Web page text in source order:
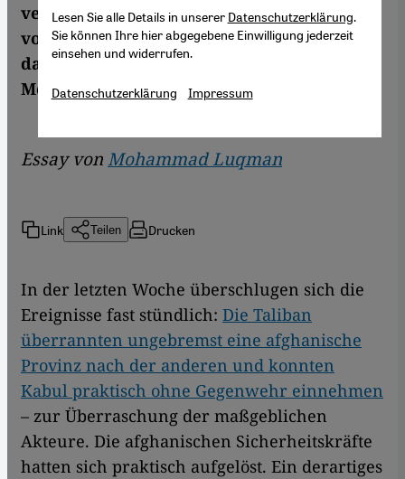
verspricht sich die pakistanische Führung
von diesem Sieg und wie wird er sich auf
das Land auswirken? Antworten von
Mohammad Luqman
Essay von Mohammad Luqman
Link Teilen Drucken
In der letzten Woche überschlugen sich die
Ereignisse fast stündlich: Die Taliban
überrannten ungebremst eine afghanische
Provinz nach der anderen und konnten
Kabul praktisch ohne Gegenwehr einnehmen
– zur Überraschung der maßgeblichen
Akteure. Die afghanischen Sicherheitskräfte
hatten sich praktisch aufgelöst. Ein derartiges
Lesen Sie alle Details in unserer Datenschutzerklärung.
Sie können Ihre hier abgegebene Einwilligung jederzeit
einsehen und widerrufen.
Datenschutzerklärung Impressum